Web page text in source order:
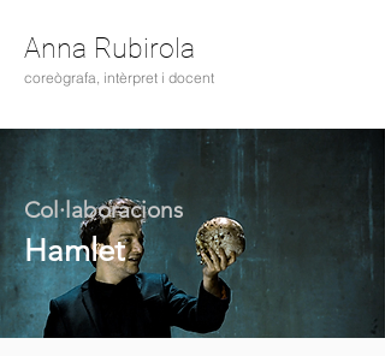
coreògrafa, intèrpret i docent
Anna Rubirola
Col·laboracions
Hamlet